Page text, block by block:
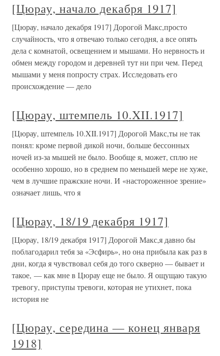
[Цюрау, начало декабря 1917]
[Цюрау, начало декабря 1917] Дорогой Макс,просто
случайность, что я отвечаю только сегодня, а все опять
дела с комнатой, освещением и мышами. Но нервность и
обмен между городом и деревней тут ни при чем. Перед
мышами у меня попросту страх. Исследовать его
происхождение — дело
[Цюрау, штемпель 10.XII.1917]
[Цюрау, штемпель 10.XII.1917] Дорогой Макс,ты не так
понял: кроме первой дикой ночи, больше бессонных
ночей из-за мышей не было. Вообще я, может, сплю не
особенно хорошо, но в среднем по меньшей мере не хуже,
чем в лучшие пражские ночи. И «настороженное зрение»
означает лишь, что я
[Цюрау, 18/19 декабря 1917]
[Цюрау, 18/19 декабря 1917] Дорогой Макс,я давно бы
поблагодарил тебя за «Эсфирь», но она прибыла как раз в
дни, когда я чувствовал себя до того скверно — бывает и
такое, — как мне в Цюрау еще не было. Я ощущаю такую
тревогу, приступы тревоги, которая не утихнет, пока
история не
[Цюрау, середина — конец января
1918]